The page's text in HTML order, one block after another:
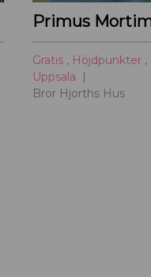
Gratis , Höjdpunkter ,
Uppsala
Bror Hjorths Hus